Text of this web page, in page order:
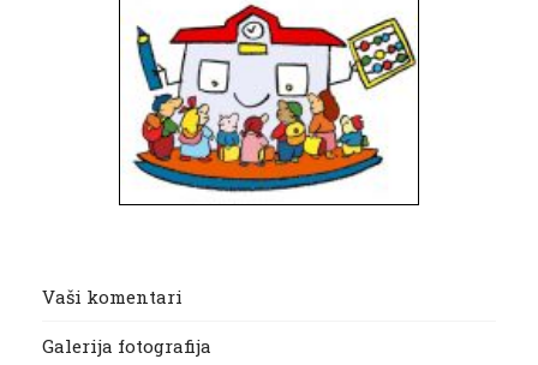
Vaši komentari
Galerija fotografija